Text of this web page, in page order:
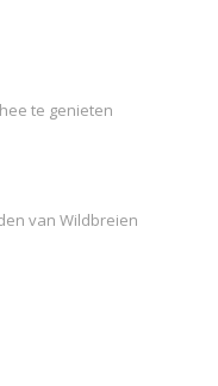
te genieten
van Wildbreien